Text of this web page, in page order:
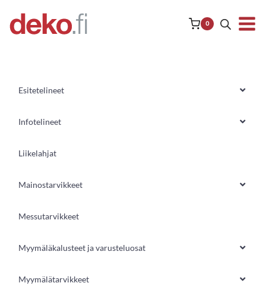
sisältöön
0
Esitetelineet
Infotelineet
Liikelahjat
Mainostarvikkeet
Messutarvikkeet
Myymäläkalusteet ja varusteluosat
Myymälätarvikkeet